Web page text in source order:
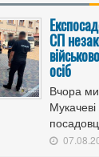
СП
осіб
Вчора